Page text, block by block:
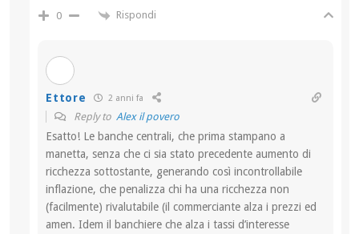
0 Rispondi
Ettore 2 anni fa
Reply toAlex il povero
Esatto! Le banche centrali, che prima stampano a
manetta, senza che ci sia stato precedente aumento di
ricchezza sottostante, generando così incontrollabile
inflazione, che penalizza chi ha una ricchezza non
(facilmente) rivalutabile (il commerciante alza i prezzi ed
amen. Idem il banchiere che alza i tassi d’interesse